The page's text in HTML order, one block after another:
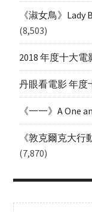
《淑女鳥》
(8,503)
2018 年度十大電
丹眼看電影 年度
《一一》A One
《敦克爾克大
(7,870)